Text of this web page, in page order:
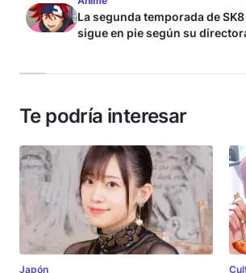
La segunda temporada de
sigue en pie según su
Te podría interesar
Japón